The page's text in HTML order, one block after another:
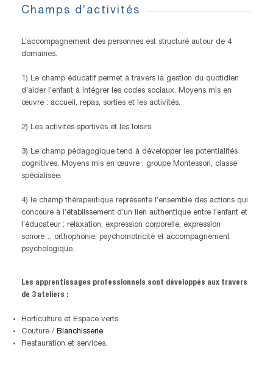
Champs d’activités
L’accompagnement des personnes est structuré autour de 4
domaines.
1) Le champ éducatif permet à travers la gestion du quotidien
d’aider l’enfant à intégrer les codes sociaux. Moyens mis en
œuvre : accueil, repas, sorties et les activités.
2) Les activités sportives et les loisirs.
3) Le champ pédagogique tend à développer les potentialités
cognitives. Moyens mis en œuvre : groupe Montessori, classe
spécialisée.
4) le champ thérapeutique représente l’ensemble des actions qui
concoure à l’établissement d’un lien authentique entre l’enfant et
l’éducateur : relaxation, expression corporelle, expression
sonore… orthophonie, psychomotricité et accompagnement
psychologique.
Les apprentissages professionnels sont développés aux travers
de 3 ateliers :
Horticulture et Espace verts.
Couture / Blanchisserie.
Restauration et services.